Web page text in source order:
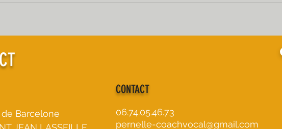
Barcelone
CONTACT
06.74.05.46.73
pernelle-coachvocal@gmail.com